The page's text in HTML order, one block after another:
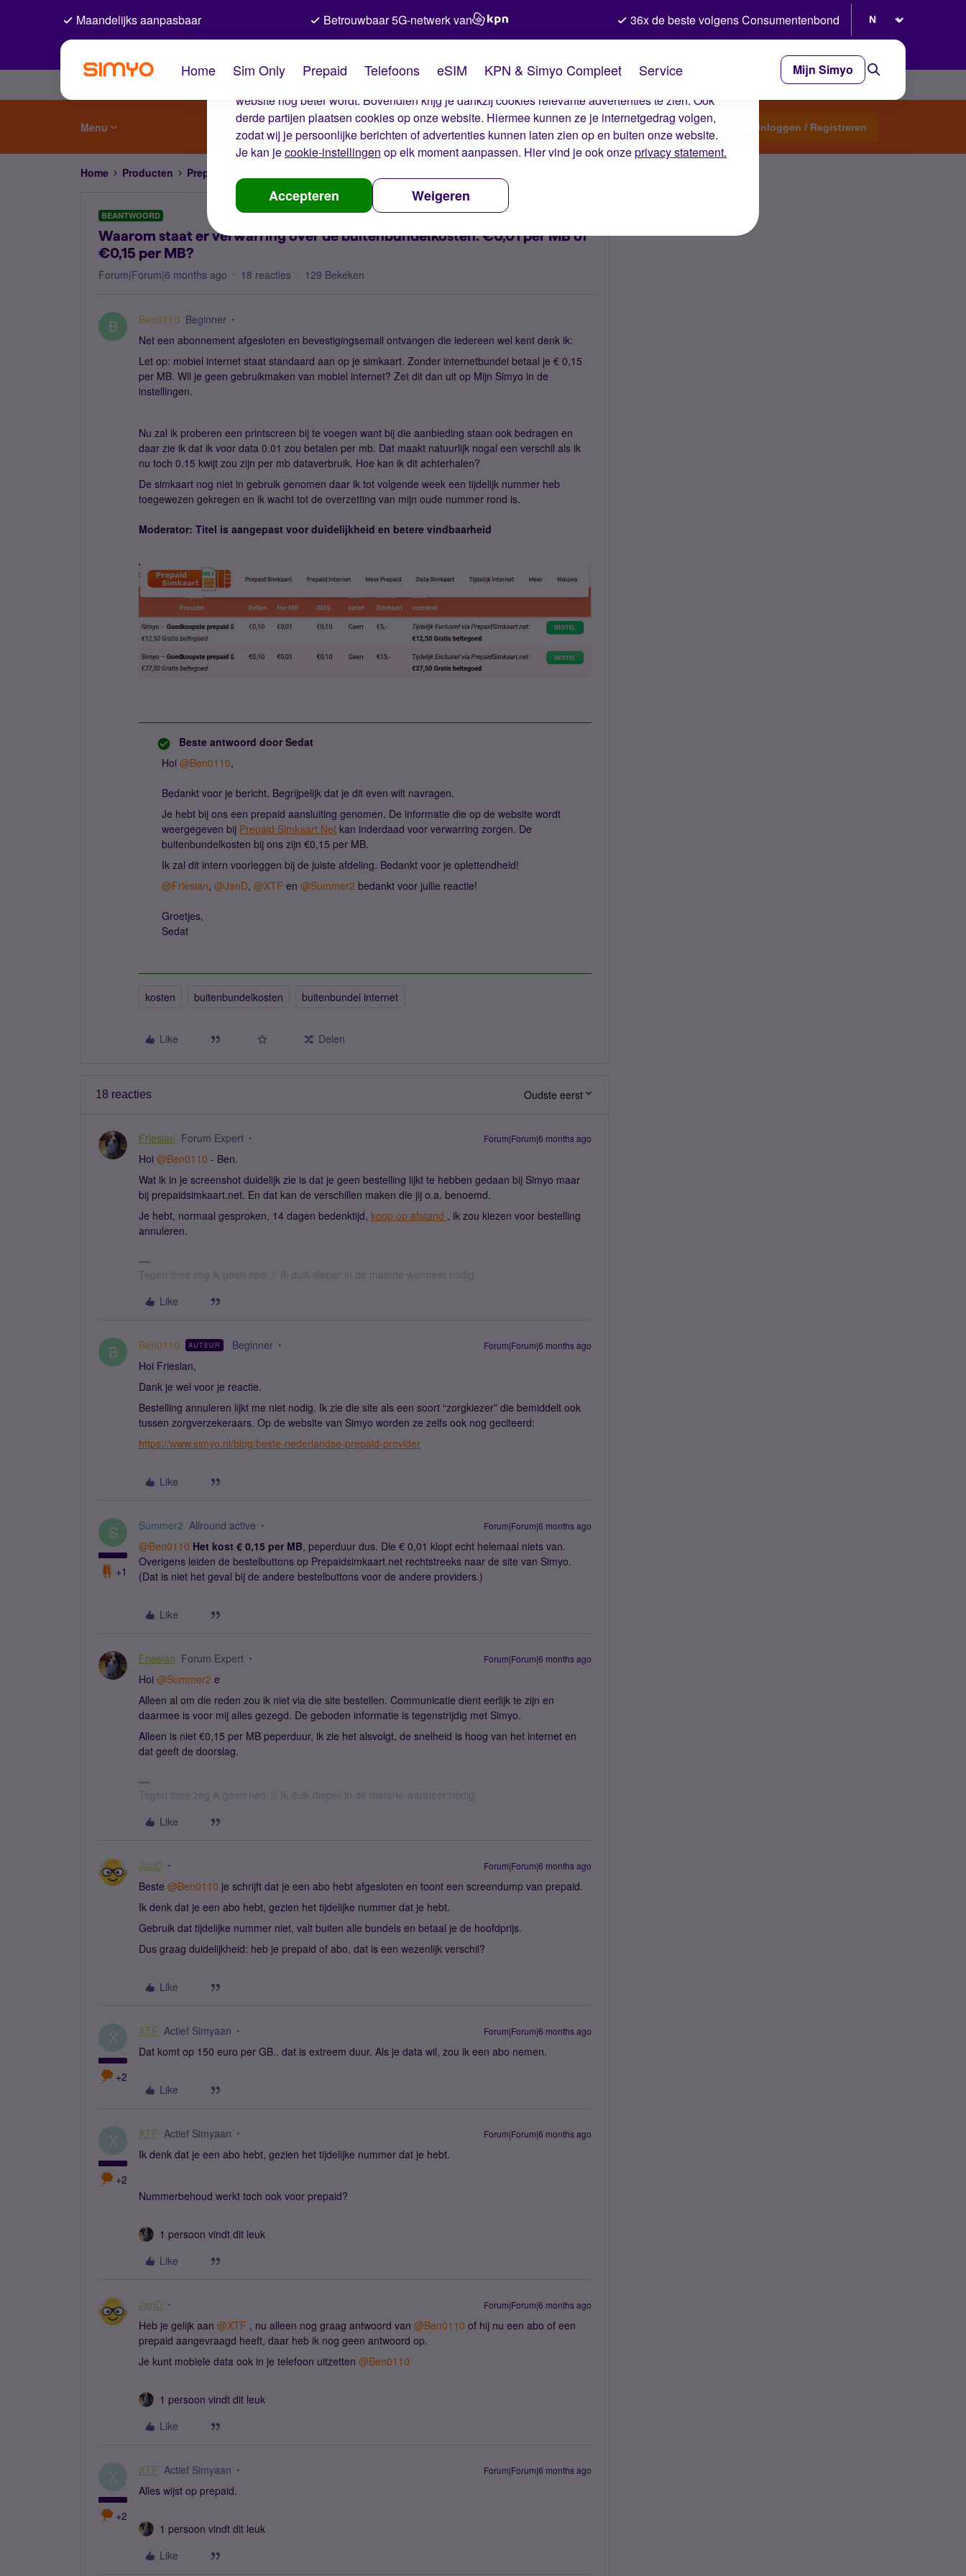
De cookies van Simyo
Wij gebruiken cookies op onze website. Met deze cookies zorgen wij ervoor dat je ervaring op de
website nog beter wordt. Bovendien krijg je dankzij cookies relevante advertenties te zien. Ook
derde partijen plaatsen cookies op onze website. Hiermee kunnen ze je internetgedrag volgen,
zodat wij je persoonlijke berichten of advertenties kunnen laten zien op en buiten onze website.
Je kan jecookie-instellingen op elk moment aanpassen. Hier vind je ook onzeprivacy statement.
Accepteren Weigeren
Maandelijks aanpasbaar Betrouwbaar 5G-netwerk van 36x de beste volgens Consumentenbond
Home Sim Only Prepaid Telefoons eSIM KPN & Simyo Compleet Service Mijn Simyo
Menu Start een topic Inloggen / Registreren
Home Producten Prepaid
BEANTWOORD
Waarom staat er verwarring over de buitenbundelkosten: €0,01 per MB of
€0,15 per MB?
Forum|Forum|6 months ago 18 reacties 129 Bekeken
B Ben0110 Beginner
Net een abonnement afgesloten en bevestigingsemail ontvangen die iedereen wel kent denk ik:
Let op: mobiel internet staat standaard aan op je simkaart. Zonder internetbundel betaal je € 0,15
per MB. Wil je geen gebruikmaken van mobiel internet? Zet dit dan uit op Mijn Simyo in de
instellingen.
Nu zal ik proberen een printscreen bij te voegen want bij die aanbieding staan ook bedragen en
daar zie ik dat ik voor data 0.01 zou betalen per mb. Dat maakt natuurlijk nogal een verschil als ik
nu toch 0.15 kwijt zou zijn per mb dataverbruik. Hoe kan ik dit achterhalen?
De simkaart nog niet in gebruik genomen daar ik tot volgende week een tijdelijk nummer heb
toegewezen gekregen en ik wacht tot de overzetting van mijn oude nummer rond is.
Moderator: Titel is aangepast voor duidelijkheid en betere vindbaarheid
Beste antwoord door Sedat
Hoi ​ @Ben0110,
Bedankt voor je bericht. Begrijpelijk dat je dit even wilt navragen.
Je hebt bij ons een prepaid aansluiting genomen. De informatie die op de website wordt
weergegeven bij Prepaid Simkaart Net kan inderdaad voor verwarring zorgen. De
buitenbundelkosten bij ons zijn €0,15 per MB.
Ik zal dit intern voorleggen bij de juiste afdeling. Bedankt voor je oplettendheid!
@Friesian, ​ @JanD, ​ @XTF en ​ @Summer2 bedankt voor jullie reactie!
Groetjes,
Sedat
kosten buitenbundelkosten buitenbundel internet
Like Delen
18 reacties Oudste eerst
Friesian Forum Expert Forum|Forum|6 months ago
Hoi ​ @Ben0110 - Ben.
Wat ik in je screenshot duidelijk zie is dat je geen bestelling lijkt te hebben gedaan bij Simyo maar
bij prepaidsimkaart.net. En dat kan de verschillen maken die jij o.a. benoemd.
Je hebt, normaal gesproken, 14 dagen bedenktijd, koop op afstand , ik zou kiezen voor bestelling
annuleren.
Tegen thee zeg ik geen nee. // Ik duik dieper in de materie wanneer nodig.
Like
B Ben0110 AUTEUR Beginner Forum|Forum|6 months ago
Hoi Frieslan,
Dank je wel voor je reactie.
Bestelling annuleren lijkt me niet nodig. Ik zie die site als een soort “zorgkiezer” die bemiddelt ook
tussen zorgverzekeraars. Op de website van Simyo worden ze zelfs ook nog geciteerd:
https://www.simyo.nl/blog/beste-nederlandse-prepaid-provider
Like
S
+1
Summer2 Allround active Forum|Forum|6 months ago
@Ben0110 Het kost € 0,15 per MB, peperduur dus. Die € 0,01 klopt echt helemaal niets van.
Overigens leiden de bestelbuttons op Prepaidsimkaart.net rechtstreeks naar de site van Simyo.
(Dat is niet het geval bij de andere bestelbuttons voor de andere providers.)
Like
Friesian Forum Expert Forum|Forum|6 months ago
Hoi ​ @Summer2 e
Alleen al om die reden zou ik niet via die site bestellen. Communicatie dient eerlijk te zijn en
daarmee is voor mij alles gezegd. De geboden informatie is tegenstrijdig met Simyo.
Alleen is niet €0,15 per MB peperduur, ik zie het alsvolgt, de snelheid is hoog van het internet en
dat geeft de doorslag.
Tegen thee zeg ik geen nee. // Ik duik dieper in de materie wanneer nodig.
Like
JanD Forum|Forum|6 months ago
Beste ​ @Ben0110 je schrijft dat je een abo hebt afgesloten en toont een screendump van prepaid.
Ik denk dat je een abo hebt, gezien het tijdelijke nummer dat je hebt.
Gebruik dat tijdelijke nummer niet, valt buiten alle bundels en betaal je de hoofdprijs.
Dus graag duidelijkheid: heb je prepaid of abo, dat is een wezenlijk verschil?
Like
X
+2
XTF Actief Simyaan Forum|Forum|6 months ago
Dat komt op 150 euro per GB.. dat is extreem duur. Als je data wil, zou ik een abo nemen.
Like
X
+2
XTF Actief Simyaan Forum|Forum|6 months ago
Ik denk dat je een abo hebt, gezien het tijdelijke nummer dat je hebt.
Nummerbehoud werkt toch ook voor prepaid?
1 persoon vindt dit leuk
Like
JanD Forum|Forum|6 months ago
Heb je gelijk aan ​ @XTF , nu alleen nog graag antwoord van ​ @Ben0110 of hij nu een abo of een
prepaid aangevraagd heeft, daar heb ik nog geen antwoord op.
Je kunt mobiele data ook in je telefoon uitzetten ​ @Ben0110
1 persoon vindt dit leuk
Like
X
+2
XTF Actief Simyaan Forum|Forum|6 months ago
Alles wijst op prepaid.
1 persoon vindt dit leuk
Like